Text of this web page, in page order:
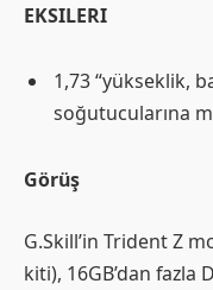
EKSILERI
1,73 “yükseklik,
soğutucularına
Görüş
G.Skill’in Trident Z
kiti), 16GB’dan fazla